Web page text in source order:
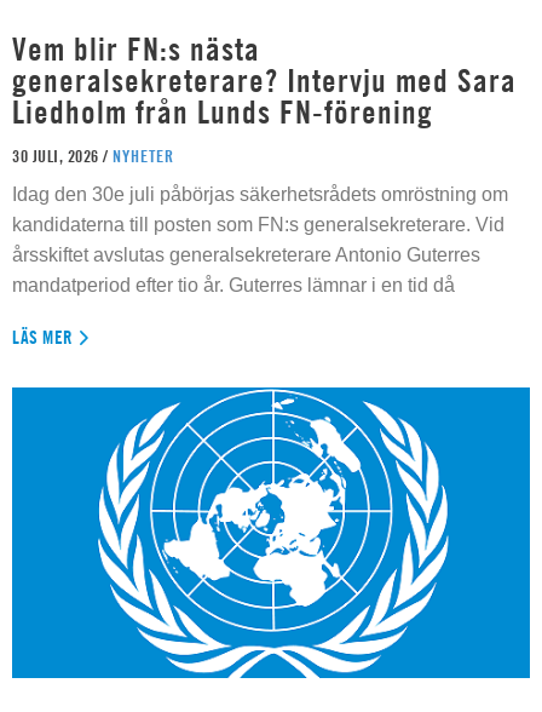
Vem blir FN:s nästa
generalsekreterare? Intervju med Sara
Liedholm från Lunds FN-förening
30 JULI, 2026 / NYHETER
Idag den 30e juli påbörjas säkerhetsrådets omröstning om
kandidaterna till posten som FN:s generalsekreterare. Vid
årsskiftet avslutas generalsekreterare Antonio Guterres
mandatperiod efter tio år. Guterres lämnar i en tid då
LÄS MER